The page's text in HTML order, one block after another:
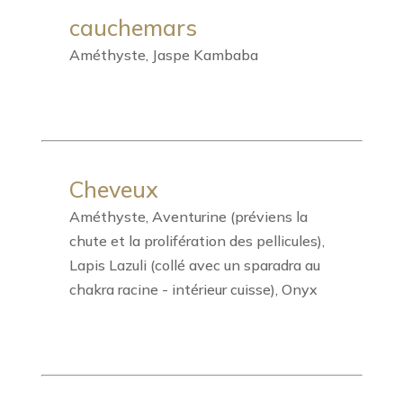
cauchemars
Améthyste, Jaspe Kambaba
Cheveux
Améthyste, Aventurine (préviens la
chute et la prolifération des pellicules),
Lapis Lazuli (collé avec un sparadra au
chakra racine - intérieur cuisse), Onyx